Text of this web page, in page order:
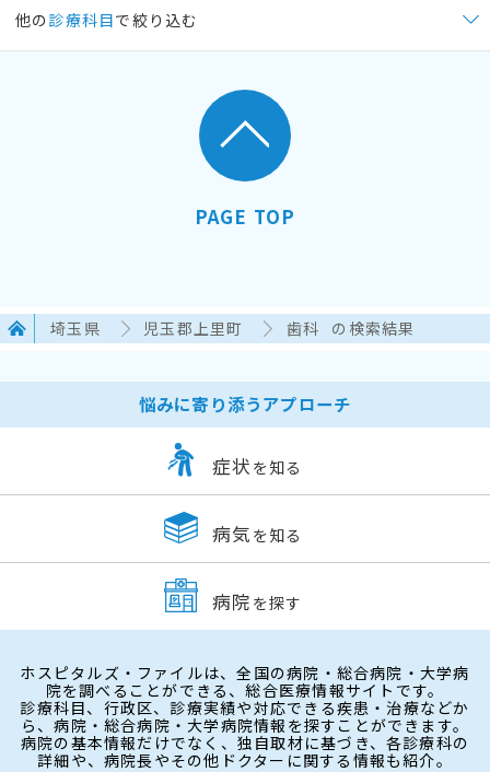
他の 診療科目で絞り込む
PAGE TOP
埼玉県 児玉郡上里町 歯科 の検索結果
悩みに寄り添うアプローチ
症状 を知る
病気 を知る
病院 を探す
ホスピタルズ・ファイルは、全国の病院・総合病院・大学病
院を調べることができる、総合医療情報サイトです。
診療科目、行政区、診療実績や対応できる疾患・治療などか
ら、病院・総合病院・大学病院情報を探すことができます。
病院の基本情報だけでなく、独自取材に基づき、各診療科の
詳細や、病院長やその他ドクターに関する情報も紹介。